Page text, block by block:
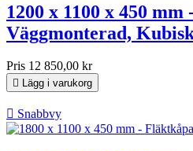
1200 x 1100 x 450
Väggmonterad,
Pris 12 850,00 kr
 Lägg i varukorg
 Snabbvy